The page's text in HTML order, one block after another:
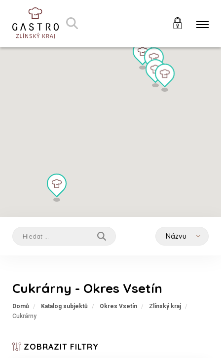
Cukrárny - Okres Vsetín
Domů Katalog subjektů Okres Vsetín
Zlínský kraj
Cukrárny
ZOBRAZIT FILTRY